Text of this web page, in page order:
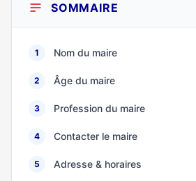
SOMMAIRE
1 Nom du maire
2 Âge du maire
3 Profession du maire
4 Contacter le maire
5 Adresse & horaires